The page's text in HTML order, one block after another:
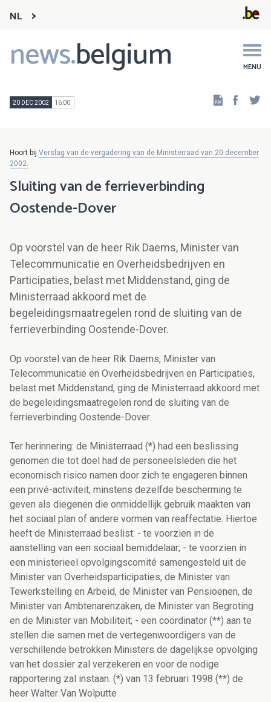
NL
news.belgium MENU
Main
navigation
20 DEC 2002 16:00
Hoort bij Verslag van de vergadering van de Ministerraad van 20 december
2002.
Sluiting van de ferrieverbinding
Oostende-Dover
Op voorstel van de heer Rik Daems, Minister van
Telecommunicatie en Overheidsbedrijven en
Participaties, belast met Middenstand, ging de
Ministerraad akkoord met de
begeleidingsmaatregelen rond de sluiting van de
ferrieverbinding Oostende-Dover.
Op voorstel van de heer Rik Daems, Minister van
Telecommunicatie en Overheidsbedrijven en Participaties,
belast met Middenstand, ging de Ministerraad akkoord met
de begeleidingsmaatregelen rond de sluiting van de
ferrieverbinding Oostende-Dover.
Ter herinnering: de Ministerraad (*) had een beslissing
genomen die tot doel had de personeelsleden die het
economisch risico namen door zich te engageren binnen
een privé-activiteit, minstens dezelfde bescherming te
geven als diegenen die onmiddellijk gebruik maakten van
het sociaal plan of andere vormen van reaffectatie. Hiertoe
heeft de Ministerraad beslist: - te voorzien in de
aanstelling van een sociaal bemiddelaar; - te voorzien in
een ministerieel opvolgingscomité samengesteld uit de
Minister van Overheidsparticipaties, de Minister van
Tewerkstelling en Arbeid, de Minister van Pensioenen, de
Minister van Ambtenarenzaken, de Minister van Begroting
en de Minister van Mobiliteit; - een coördinator (**) aan te
stellen die samen met de vertegenwoordigers van de
verschillende betrokken Ministers de dagelijkse opvolging
van het dossier zal verzekeren en voor de nodige
rapportering zal instaan. (*) van 13 februari 1998 (**) de
heer Walter Van Wolputte